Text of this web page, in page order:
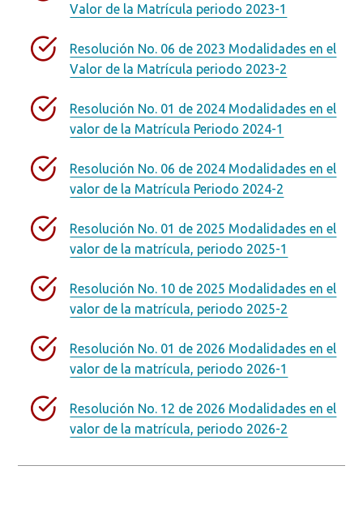
Valor de la Matrícula periodo 2023-1
Resolución No. 06 de 2023 Modalidades en el
Valor de la Matrícula periodo 2023-2
Resolución No. 01 de 2024 Modalidades en el
valor de la Matrícula Periodo 2024-1
Resolución No. 06 de 2024 Modalidades en el
valor de la Matrícula Periodo 2024-2
Resolución No. 01 de 2025 Modalidades en el
valor de la matrícula, periodo 2025-1
Resolución No. 10 de 2025 Modalidades en el
valor de la matrícula, periodo 2025-2
Resolución No. 01 de 2026 Modalidades en el
valor de la matrícula, periodo 2026-1
Resolución No. 12 de 2026 Modalidades en el
valor de la matrícula, periodo 2026-2